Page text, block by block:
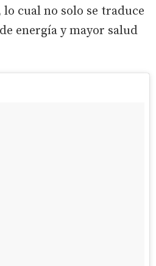
cual no solo se traduce
energía y mayor salud